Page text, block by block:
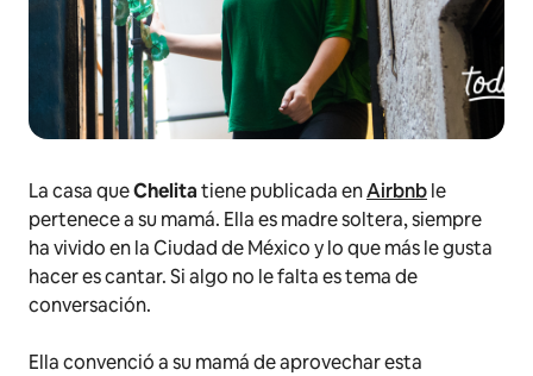
La casa queChelitatiene publicada enAirbnble
pertenece a su mamá. Ella es madre soltera, siempre
ha vivido en la Ciudad de México y lo que más le gusta
hacer es cantar. Si algo no le falta es tema de
conversación.
Ella convenció a su mamá de aprovechar esta